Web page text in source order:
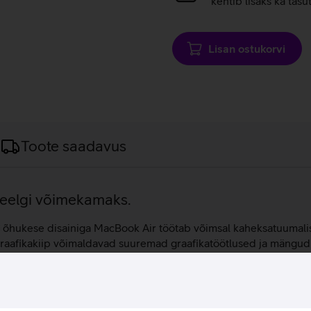
Lisan ostukorvi
Toote saadavus
võimekamaks.
disainiga MacBook Air töötab võimsal
võimaldavad suuremad graafikatöötlused ja
kaks välist kuvarit. 16 GB põhimälu ja 512 GB mahuga
M3 sülearvutil on pikk aku kestvus, mis on kuni 18 tundi.
mänge ja naudi meelelahutust igal pool.